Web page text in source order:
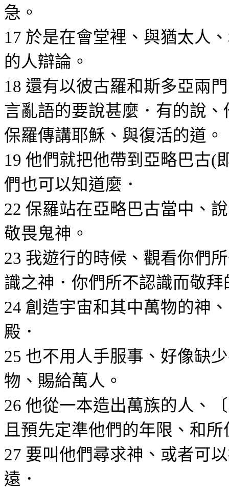
急。
17 於是在會堂裡、與猶太人
的人辯論。
18 還有以彼古羅和斯多亞兩
言亂語的要說甚麼．有的說
保羅傳講耶穌 、與復活的道。
19 他們就把他帶到亞略巴古(
們也可以知道麼．
22 保羅站在亞略巴古當中、
敬畏鬼神。
23 我遊行的時候、觀看你們
識之神．你們所不認識而敬
24 創造宇宙和其中萬物的神
殿．
25 也不用人手服事、好像缺
物、賜給萬人。
26 他從一本造出萬族的人、
且預先定準他們的年限、和
27 要叫他們尋求神、或者可
遠．